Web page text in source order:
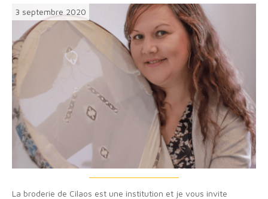
3 septembre 2020
La broderie de Cilaos est une institution et je vous invite